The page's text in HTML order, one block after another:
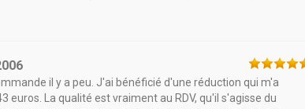
il y a peu. J'ai bénéficié d'une réduction qui m'a
La qualité est vraiment au RDV, qu'il s'agisse du